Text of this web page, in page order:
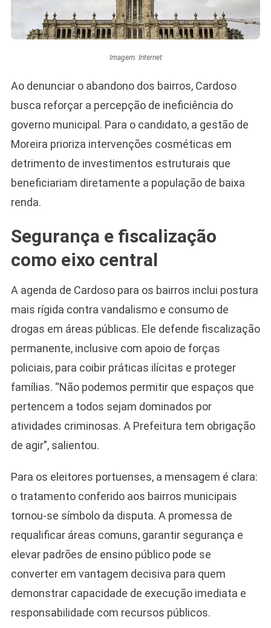
Imagem: Internet
Ao denunciar o abandono dos bairros, Cardoso
busca reforçar a percepção de ineficiência do
governo municipal. Para o candidato, a gestão de
Moreira prioriza intervenções cosméticas em
detrimento de investimentos estruturais que
beneficiariam diretamente a população de baixa
renda.
Segurança e fiscalização
como eixo central
A agenda de Cardoso para os bairros inclui postura
mais rígida contra vandalismo e consumo de
drogas em áreas públicas. Ele defende fiscalização
permanente, inclusive com apoio de forças
policiais, para coibir práticas ilícitas e proteger
famílias. “Não podemos permitir que espaços que
pertencem a todos sejam dominados por
atividades criminosas. A Prefeitura tem obrigação
de agir”, salientou.
Para os eleitores portuenses, a mensagem é clara:
o tratamento conferido aos bairros municipais
tornou-se símbolo da disputa. A promessa de
requalificar áreas comuns, garantir segurança e
elevar padrões de ensino público pode se
converter em vantagem decisiva para quem
demonstrar capacidade de execução imediata e
responsabilidade com recursos públicos.